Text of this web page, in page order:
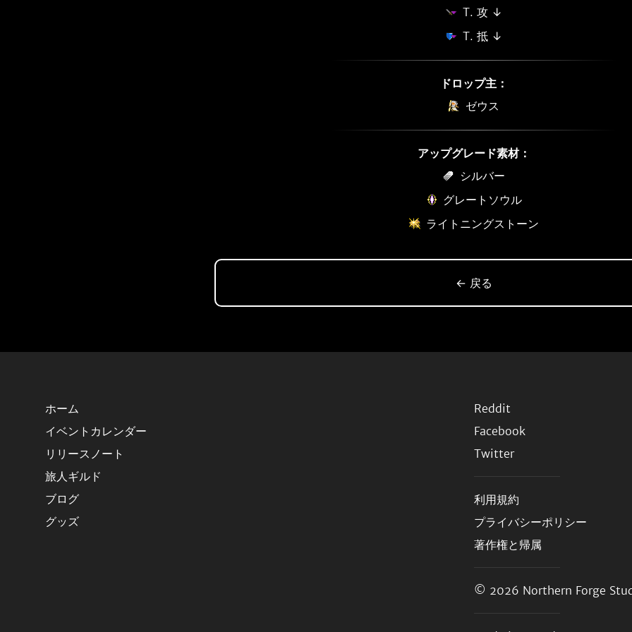
T. 攻 ↓
T. 抵 ↓
ドロップ主：
ゼウス
アップグレード素材：
シルバー
グレートソウル
ライトニングストーン
← 戻る
ホーム
イベントカレンダー
リリースノート
旅人ギルド
ブログ
グッズ
Reddit
Facebook
Twitter
利用規約
プライバシーポリシー
著作権と帰属
© 2026 Northern Forge